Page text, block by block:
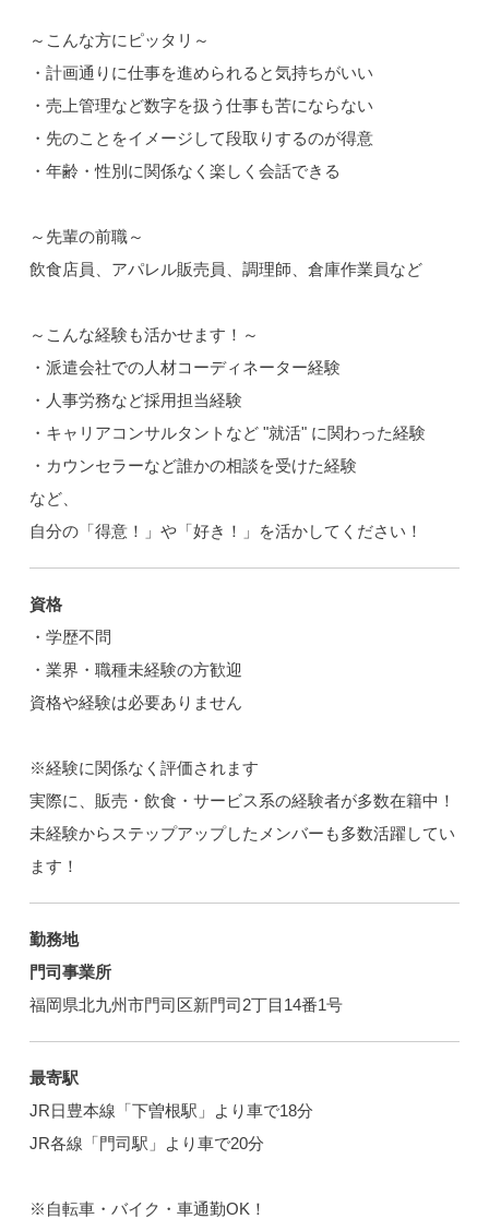
～こんな方にピッタリ～
・計画通りに仕事を進められると気持ちがいい
・売上管理など数字を扱う仕事も苦にならない
・先のことをイメージして段取りするのが得意
・年齢・性別に関係なく楽しく会話できる
～先輩の前職～
飲食店員、アパレル販売員、調理師、倉庫作業員など
～こんな経験も活かせます！～
・派遣会社での人材コーディネーター経験
・人事労務など採用担当経験
・キャリアコンサルタントなど "就活" に関わった経験
・カウンセラーなど誰かの相談を受けた経験
など、
自分の「得意！」や「好き！」を活かしてください！
資格
・学歴不問
・業界・職種未経験の方歓迎
資格や経験は必要ありません
※経験に関係なく評価されます
実際に、販売・飲食・サービス系の経験者が多数在籍中！
未経験からステップアップしたメンバーも多数活躍してい
ます！
勤務地
門司事業所
福岡県北九州市門司区新門司2丁目14番1号
最寄駅
JR日豊本線「下曽根駅」より車で18分
JR各線「門司駅」より車で20分
※自転車・バイク・車通勤OK！